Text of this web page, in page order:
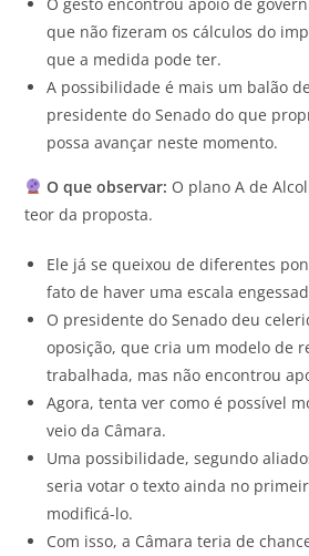
que não fizeram os cálculos do
que a medida pode ter.
A possibilidade é mais um balão
presidente do Senado do que
possa avançar neste momento.
O que observar: O plano A de
teor da proposta.
Ele já se queixou de diferentes
fato de haver uma escala
O presidente do Senado deu
oposição, que cria um modelo de
trabalhada, mas não encontrou
Agora, tenta ver como é possível
veio da Câmara.
Uma possibilidade, segundo
seria votar o texto ainda no
modificá-lo.
Com isso, a Câmara teria de